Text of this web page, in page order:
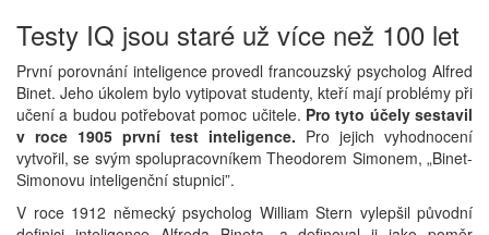
Testy IQ jsou staré už více než 100 let
První porovnání inteligence provedl francouzský psycholog Alfred
Binet. Jeho úkolem bylo vytipovat studenty, kteří mají problémy při
učení a budou potřebovat pomoc učitele. Pro tyto účely sestavil
v roce 1905 první test inteligence. Pro jejich vyhodnocení
vytvořil, se svým spolupracovníkem Theodorem Simonem, „Binet-
Simonovu inteligenční stupnici”.
V roce 1912 německý psycholog William Stern vylepšil původní